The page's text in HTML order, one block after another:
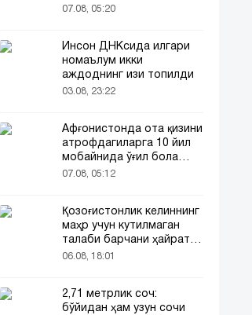
бўлди
07.08, 05:20
Инсон ДНКсида илгари
номаълум икки
аждоднинг изи топилди
03.08, 23:22
Афғонистонда ота қизини
атрофдагиларга 10 йил
мобайнида ўғил бола
сифатида таништирди
07.08, 05:12
Қозоғистонлик келиннинг
маҳр учун кутилмаган
талаби барчани ҳайратга
солди
06.08, 18:01
2,71 метрлик соч:
бўйидан ҳам узун сочи